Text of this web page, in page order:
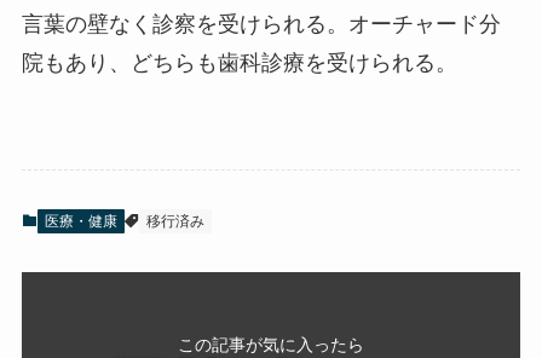
言葉の壁なく診察を受けられる。オーチャード分
院もあり、どちらも歯科診療を受けられる。
医療・健康 移行済み
この記事が気に入ったら